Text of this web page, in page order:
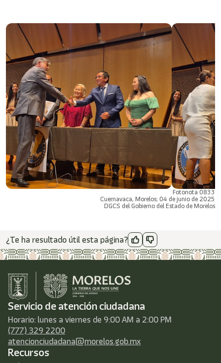
Fotonota 0833
Cuernavaca, Morelos; 04 de junio de 2025
DGCS del Gobierno del Estado de Morelos
¿Te ha resultado útil esta página?
Servicio de atención ciudadana
Horario: lunes a viernes de 9:00 AM a 2:00 PM
(777) 329 2200
atencionciudadana@morelos.gob.mx
Recursos